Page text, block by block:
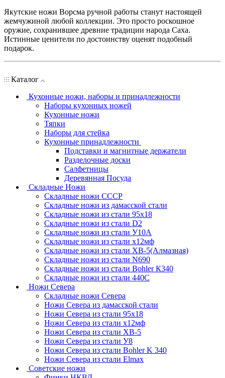
Якутские ножи Ворсма ручной работы станут настоящей
жемчужиной любой коллекции. Это просто роскошное
оружие, сохранившее древние традиции народа Саха.
Истинные ценители по достоинству оценят подобный
подарок.
Каталог
Кухонные ножи, наборы и принадлежности
Наборы кухонных ножей
Кухонные ножи
Тяпки
Наборы для стейка
Кухонные принадлежности
Подставки и магнитные держатели
Разделочные доски
Салфетницы
Деревянная Посуда
Складные Ножи
Cкладные ножи СССР
Складные ножи из дамасской стали
Складные ножи из стали 95х18
Складные ножи из стали D2
Складные ножи из стали У10А
Складные ножи из стали х12мф
Складные ножи из стали ХВ-5(Алмазная)
Складные ножи из стали N690
Складные ножи из стали Bohler К340
Складные ножи из стали 440С
Ножи Севера
Складные ножи Севера
Ножи Севера из дамасской стали
Ножи Севера из стали 95х18
Ножи Севера из стали х12мф
Ножи Севера из стали ХВ-5
Ножи Севера из стали У8
Ножи Севера из стали Bohler K 340
Ножи Севера из стали Elmax
Советские ножи